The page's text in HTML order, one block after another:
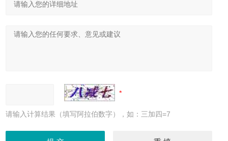
请输入计算结果（填写阿拉伯数字），如：三加四=7